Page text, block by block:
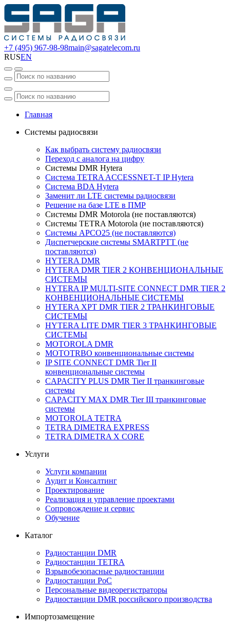
+7 (495) 967-98-98main@sagatelecom.ru
RUSEN
Главная
Системы радиосвязи
Как выбрать систему радиосвязи
Переход с аналога на цифру
Системы DMR Hytera
Система TETRA ACCESSNET-T IP Hytera
Система BDA Hytera
Заменит ли LTE системы радиосвязи
Решение на базе LTE в ПМР
Системы DMR Motorola (не поставляются)
Системы TETRA Motorola (не поставляются)
Системы APCO25 (не поставляются)
Диспетчерские системы SMARTPTT (не
поставляются)
HYTERA DMR
HYTERA DMR TIER 2 КОНВЕНЦИОНАЛЬНЫЕ
СИСТЕМЫ
HYTERA IP MULTI-SITE CONNECT DMR TIER 2
КОНВЕНЦИОНАЛЬНЫЕ СИСТЕМЫ
HYTERA XPT DMR TIER 2 ТРАНКИНГОВЫЕ
СИСТЕМЫ
HYTERA LITE DMR TIER 3 ТРАНКИНГОВЫЕ
СИСТЕМЫ
MOTOROLA DMR
MOTOTRBO конвенциональные системы
IP SITE CONNECT DMR Tier II
конвенциональные системы
CAPACITY PLUS DMR Tier II транкинговые
системы
CAPACITY MAX DMR Tier III транкинговые
системы
MOTOROLA TETRA
TETRA DIMETRA EXPRESS
TETRA DIMETRA X CORE
Услуги
Услуги компании
Аудит и Консалтинг
Проектирование
Реализация и управление проектами
Сопровождение и сервис
Обучение
Каталог
Радиостанции DMR
Радиостанции TETRA
Взрывобезопасные радиостанции
Радиостанции PoC
Персональные видеорегистраторы
Радиостанции DMR российского производства
Импортозамещение